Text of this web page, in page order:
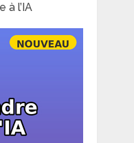
à l’IA